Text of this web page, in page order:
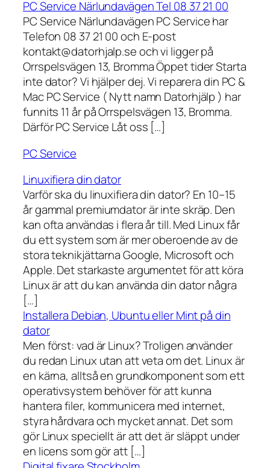
PC Service Närlundavägen Tel 08 37 21 00
PC Service Närlundavägen PC Service har
Telefon 08 37 21 00 och E-post
kontakt@datorhjalp.se och vi ligger på
Orrspelsvägen 13, Bromma Öppet tider Starta
inte dator? Vi hjälper dej. Vi reparera din PC &
Mac PC Service ( Nytt namn Datorhjälp ) har
funnits 11 år på Orrspelsvägen 13, Bromma.
Därför PC Service Låt oss […]
PC Service
Linuxifiera din dator
Varför ska du linuxifiera din dator? En 10–15
år gammal premiumdator är inte skräp. Den
kan ofta användas i flera år till. Med Linux får
du ett system som är mer oberoende av de
stora teknikjättarna Google, Microsoft och
Apple. Det starkaste argumentet för att köra
Linux är att du kan använda din dator några
[…]
Installera Debian, Ubuntu eller Mint på din
dator
Men först: vad är Linux? Troligen använder
du redan Linux utan att veta om det. Linux är
en kärna, alltså en grundkomponent som ett
operativsystem behöver för att kunna
hantera filer, kommunicera med internet,
styra hårdvara och mycket annat. Det som
gör Linux speciellt är att det är släppt under
en licens som gör att […]